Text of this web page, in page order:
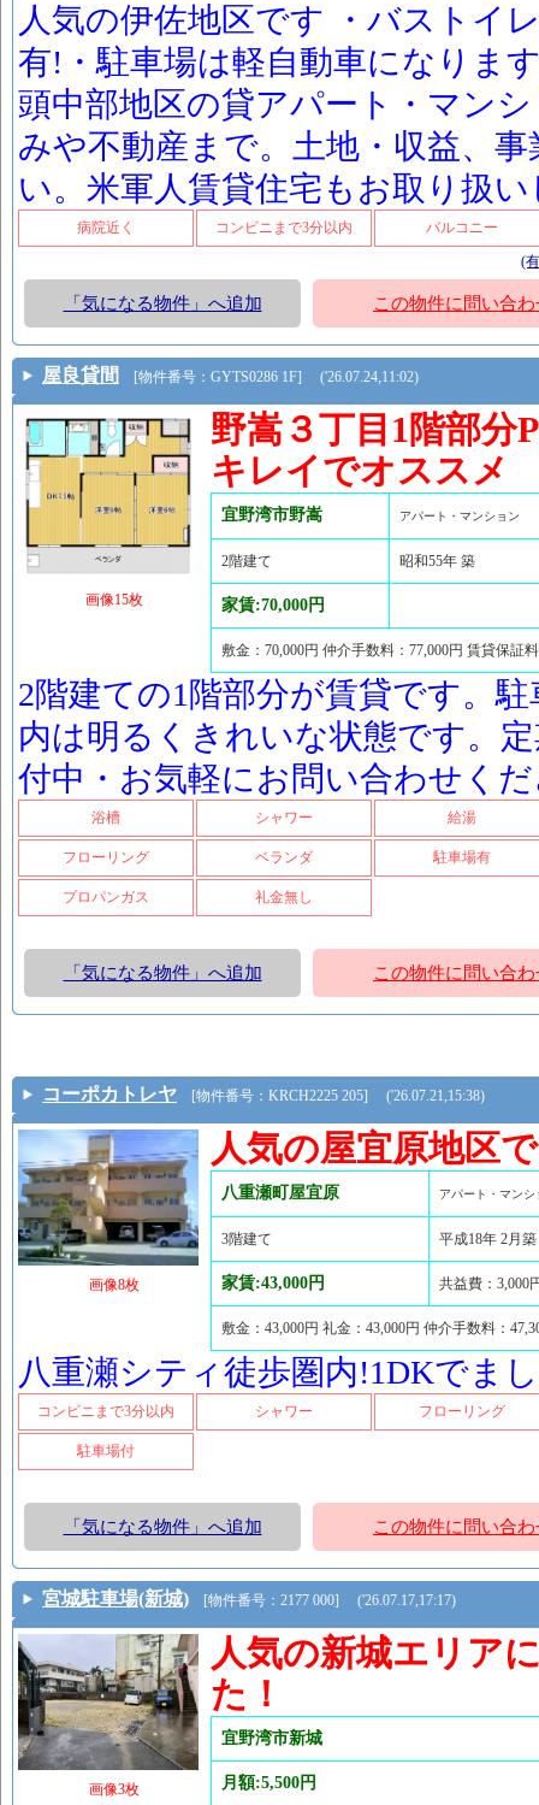
人気の伊佐地区です ・バストイ
有!・駐車場は軽自動車になりま
頭中部地区の貸アパート・マン
みや不動産まで。土地・収益、
い。米軍人賃貸住宅もお取り扱
病院近く コンビニまで3分以内
バルコニー
(
「気になる物件」へ追加 この物件に問い合わ
屋良貸間 [物件番号：GYTS0286 1F] ('26.07.24,11:02)
画像15枚
野嵩３丁目1階部分
キレイでオススメ
宜野湾市野嵩 アパート・マンション
2階建て 昭和55年 築
家賃:70,000円
敷金：70,000円 仲介手数料：77,000円 賃貸保
2階建ての1階部分が賃貸です。
内は明るくきれいな状態です。
付中・お気軽にお問い合わせく
浴槽 シャワー 給湯
フローリング ベランダ 駐車場有
プロパンガス 礼金無し
「気になる物件」へ追加 この物件に問い合わ
コーポカトレヤ [物件番号：KRCH2225 205] ('26.07.21,15:38)
画像8枚
人気の屋宜原地区
八重瀬町屋宜原 アパート・マンシ
3階建て 平成18年 2月築
家賃:43,000円 共益費：3,000
敷金：43,000円 礼金：43,000円 仲介手数料：
八重瀬シティ徒歩圏内!1DKでま
コンビニまで3分以内 シャワー フローリング
駐車場付
「気になる物件」へ追加 この物件に問い合わ
宮城駐車場(新城) [物件番号：2177 000] ('26.07.17,17:17)
画像3枚
人気の新城エリア
た！
宜野湾市新城
月額:5,500円